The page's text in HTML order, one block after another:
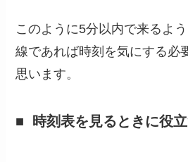
このように5分以内で来るよ
線であれば時刻を気にする必
思います。
時刻表を見るときに役